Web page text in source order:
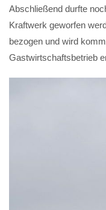
Abschließend durfte
Kraftwerk geworfen
bezogen und wird
Gastwirtschaftsbetrieb